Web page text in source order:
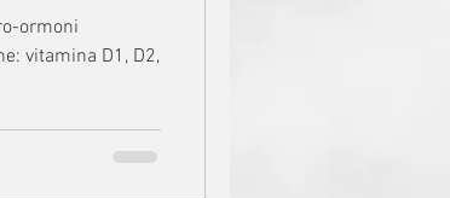
ormoni
vitamina D1, D2,